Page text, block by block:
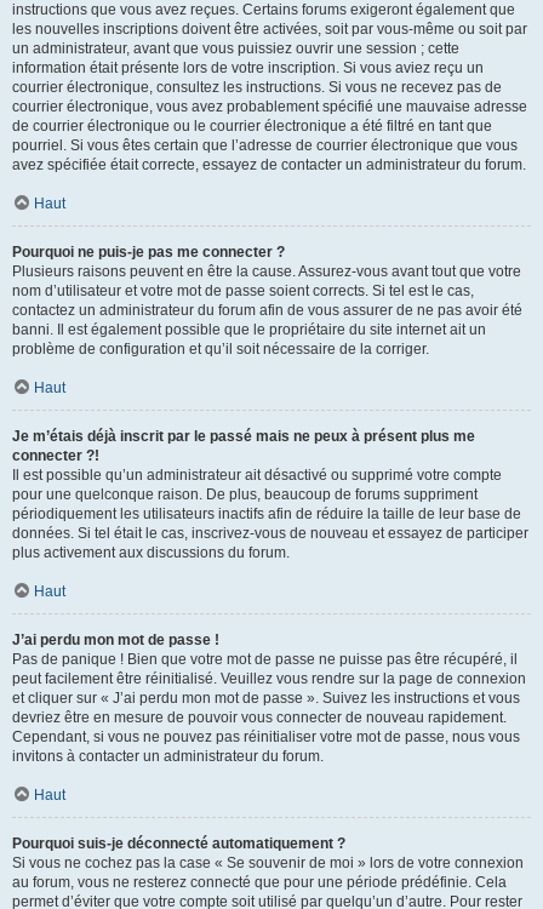
instructions que vous avez reçues. Certains forums exigeront également que
les nouvelles inscriptions doivent être activées, soit par vous-même ou soit par
un administrateur, avant que vous puissiez ouvrir une session ; cette
information était présente lors de votre inscription. Si vous aviez reçu un
courrier électronique, consultez les instructions. Si vous ne recevez pas de
courrier électronique, vous avez probablement spécifié une mauvaise adresse
de courrier électronique ou le courrier électronique a été filtré en tant que
pourriel. Si vous êtes certain que l’adresse de courrier électronique que vous
avez spécifiée était correcte, essayez de contacter un administrateur du forum.
Haut
Pourquoi ne puis-je pas me connecter ?
Plusieurs raisons peuvent en être la cause. Assurez-vous avant tout que votre
nom d’utilisateur et votre mot de passe soient corrects. Si tel est le cas,
contactez un administrateur du forum afin de vous assurer de ne pas avoir été
banni. Il est également possible que le propriétaire du site internet ait un
problème de configuration et qu’il soit nécessaire de la corriger.
Haut
Je m’étais déjà inscrit par le passé mais ne peux à présent plus me
connecter ?!
Il est possible qu’un administrateur ait désactivé ou supprimé votre compte
pour une quelconque raison. De plus, beaucoup de forums suppriment
périodiquement les utilisateurs inactifs afin de réduire la taille de leur base de
données. Si tel était le cas, inscrivez-vous de nouveau et essayez de participer
plus activement aux discussions du forum.
Haut
J’ai perdu mon mot de passe !
Pas de panique ! Bien que votre mot de passe ne puisse pas être récupéré, il
peut facilement être réinitialisé. Veuillez vous rendre sur la page de connexion
et cliquer sur « J’ai perdu mon mot de passe ». Suivez les instructions et vous
devriez être en mesure de pouvoir vous connecter de nouveau rapidement.
Cependant, si vous ne pouvez pas réinitialiser votre mot de passe, nous vous
invitons à contacter un administrateur du forum.
Haut
Pourquoi suis-je déconnecté automatiquement ?
Si vous ne cochez pas la case « Se souvenir de moi » lors de votre connexion
au forum, vous ne resterez connecté que pour une période prédéfinie. Cela
permet d’éviter que votre compte soit utilisé par quelqu’un d’autre. Pour rester